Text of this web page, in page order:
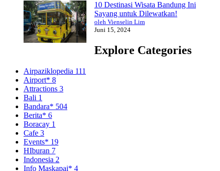
10 Destinasi Wisata Bandung Ini
Sayang untuk Dilewatkan!
oleh Vienselin Lim
Juni 15, 2024
Explore Categories
Airpaziklopedia 111
Airport* 8
Attractions 3
Bali 1
Bandara* 504
Berita* 6
Boracay 1
Cafe 3
Events* 19
HIburan 7
Indonesia 2
Info Maskapai* 4